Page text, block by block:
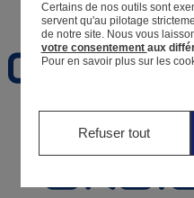
Favoris
Naissance0-12 mois
Certains de nos outils sont
servent qu'au pilotage
de notre site. Nous vous
votre consentement aux
Pour en savoir plus sur les
Refuser tout